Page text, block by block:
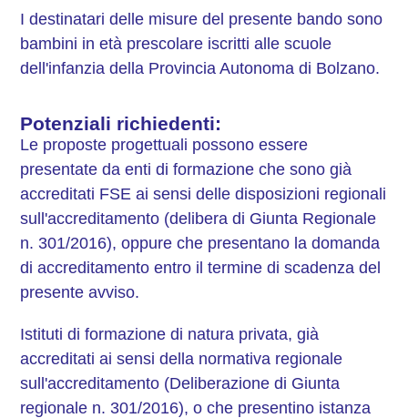
I destinatari delle misure del presente bando sono
bambini in età prescolare iscritti alle scuole
dell'infanzia della Provincia Autonoma di Bolzano.
Potenziali richiedenti:
Le proposte progettuali possono essere
presentate da enti di formazione che sono già
accreditati FSE ai sensi delle disposizioni regionali
sull'accreditamento (delibera di Giunta Regionale
n. 301/2016), oppure che presentano la domanda
di accreditamento entro il termine di scadenza del
presente avviso.
Istituti di formazione di natura privata, già
accreditati ai sensi della normativa regionale
sull'accreditamento (Deliberazione di Giunta
regionale n. 301/2016), o che presentino istanza